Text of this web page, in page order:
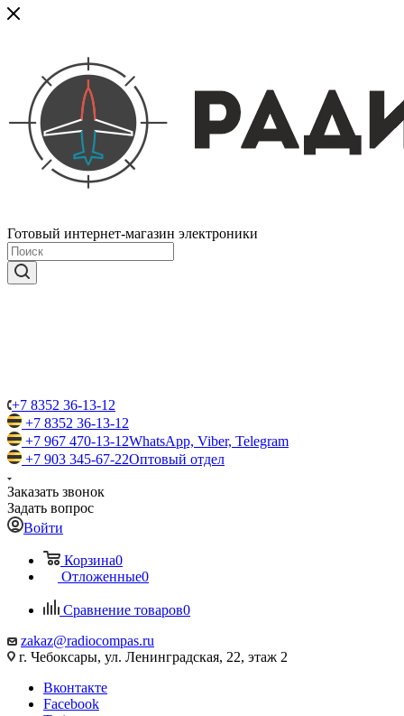
Готовый интернет-магазин электроники
+7 8352 36-13-12
+7 8352 36-13-12
+7 967 470-13-12WhatsApp, Viber, Telegram
+7 903 345-67-22Оптовый отдел
Заказать звонок
Задать вопрос
Войти
Корзина0
Отложенные0
Сравнение товаров0
zakaz@radiocompas.ru
г. Чебоксары, ул. Ленинградская, 22, этаж 2
Вконтакте
Facebook